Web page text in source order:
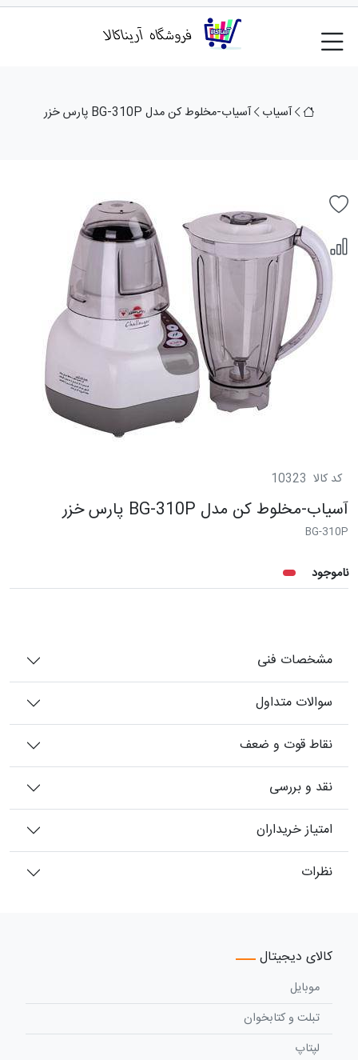
آسیاب آسياب-مخلوط كن مدل BG-310P پارس خزر
کد کالا 10323
آسياب-مخلوط كن مدل BG-310P پارس خزر
BG-310P
ناموجود
مشخصات فنی
سوالات متداول
نقاط قوت و ضعف
نقد و بررسی
امتیاز خریداران
نظرات
کالای دیجیتال
موبایل
تبلت و کتابخوان
لپتاپ